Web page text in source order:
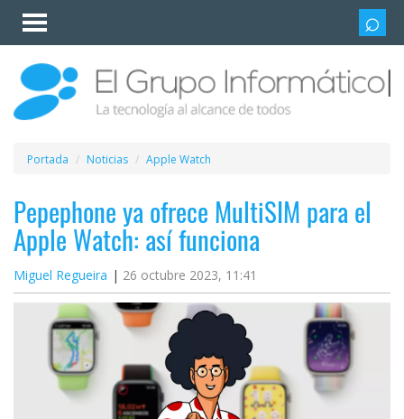
Invitado
Iniciar
sesión /
Registrarse
Esenciales
Móviles
Ofertas
Apps
Redes
sociales
Plataformas
Portada Noticias Apple Watch
Pepephone ya ofrece MultiSIM para el
Apple Watch: así funciona
Miguel Regueira 26 octubre 2023, 11:41